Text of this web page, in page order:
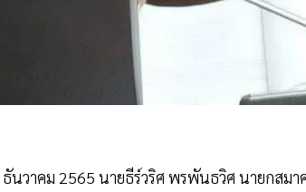
นวาคม 2565 นายธีร์วริศ พรพันธวิศ นายกสม